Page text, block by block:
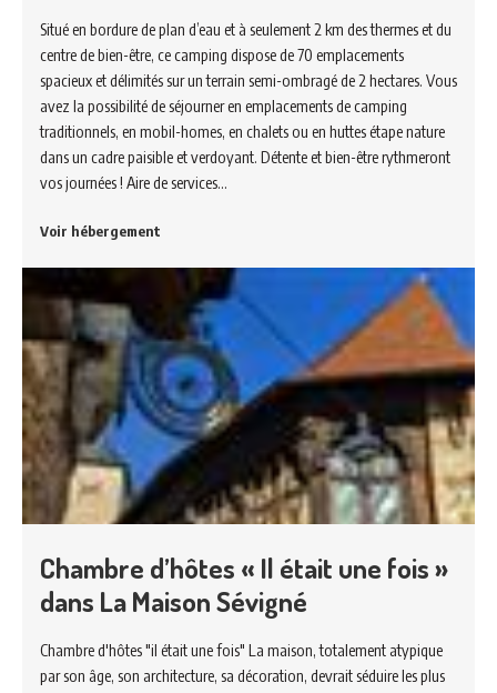
Situé en bordure de plan d’eau et à seulement 2 km des thermes et du
centre de bien-être, ce camping dispose de 70 emplacements
spacieux et délimités sur un terrain semi-ombragé de 2 hectares. Vous
avez la possibilité de séjourner en emplacements de camping
traditionnels, en mobil-homes, en chalets ou en huttes étape nature
dans un cadre paisible et verdoyant. Détente et bien-être rythmeront
vos journées ! Aire de services…
Voir hébergement
Chambre d’hôtes « Il était une fois »
dans La Maison Sévigné
Chambre d'hôtes "il était une fois" La maison, totalement atypique
par son âge, son architecture, sa décoration, devrait séduire les plus